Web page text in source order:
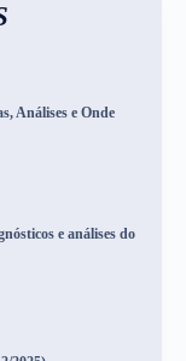
Análises e Onde
e análises do